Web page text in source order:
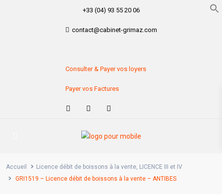
+33 (04) 93 55 20 06
contact@cabinet-grimaz.com
Consulter & Payer vos loyers
Payer vos Factures
Accueil Licence débit de boissons à la vente, LICENCE III et IV
GRI1519 – Licence débit de boissons à la vente – ANTIBES